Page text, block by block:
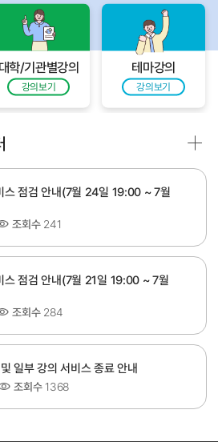
대학/기관별강의
강의보기
테마강의
강의보기
스 점검 안내(7월 24일 19:00 ~ 7월
조회수 241
스 점검 안내(7월 21일 19:00 ~ 7월
조회수 284
일부 강의 서비스 종료 안내
조회수 1368